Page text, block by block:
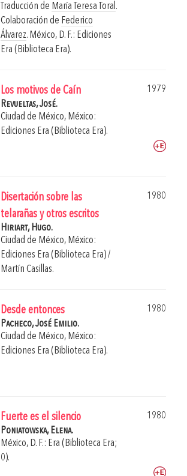
Traducción de María Teresa Toral .
Colaboración de Federico
Álvarez. México, D. F.: Ediciones
Era (Biblioteca Era).
Los motivos de Caín
1979
Revueltas, José.
Ciudad de México, México:
Ediciones Era (Biblioteca Era).
Disertación sobre las
telarañas y otros escritos
1980
Hiriart, Hugo.
Ciudad de México, México:
Ediciones Era (Biblioteca Era) /
Martín Casillas.
Desde entonces
1980
Pacheco, José Emilio.
Ciudad de México, México:
Ediciones Era (Biblioteca Era).
Fuerte es el silencio
1980
Poniatowska, Elena.
México, D. F.: Era (Biblioteca Era;
0).